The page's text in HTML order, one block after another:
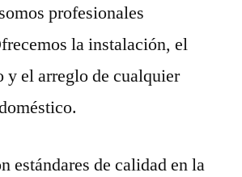
profesionales
la instalación, el
y el arreglo de cualquier
estándares de calidad en la